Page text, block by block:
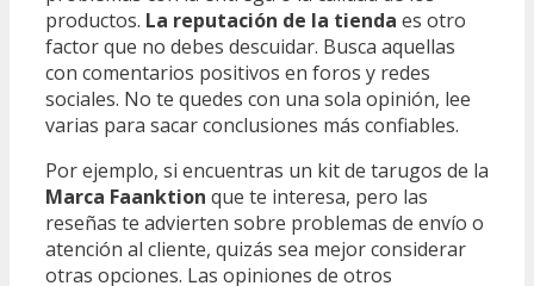
productos. La reputación de la tienda es otro
factor que no debes descuidar. Busca aquellas
con comentarios positivos en foros y redes
sociales. No te quedes con una sola opinión, lee
varias para sacar conclusiones más confiables.
Por ejemplo, si encuentras un kit de tarugos de la
Marca Faanktion que te interesa, pero las
reseñas te advierten sobre problemas de envío o
atención al cliente, quizás sea mejor considerar
otras opciones. Las opiniones de otros